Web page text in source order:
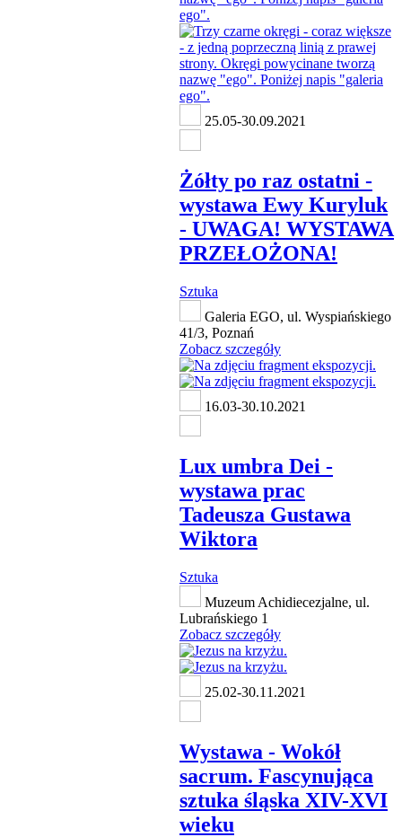
25.05-30.09.2021
Żółty po raz ostatni -
wystawa Ewy Kuryluk
- UWAGA! WYSTAWA
PRZEŁOŻONA!
Sztuka
Galeria EGO, ul. Wyspiańskiego
41/3, Poznań
Zobacz szczegóły
16.03-30.10.2021
Lux umbra Dei -
wystawa prac
Tadeusza Gustawa
Wiktora
Sztuka
Muzeum Achidiecezjalne, ul.
Lubrańskiego 1
Zobacz szczegóły
25.02-30.11.2021
Wystawa - Wokół
sacrum. Fascynująca
sztuka śląska XIV-XVI
wieku